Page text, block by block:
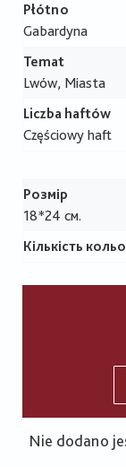
Płótno
Gabardyna
Temat
Lwów, Miasta
Liczba haftów
Częściowy haft
Розмір
18*24 см.
Кількість
Nie dodano